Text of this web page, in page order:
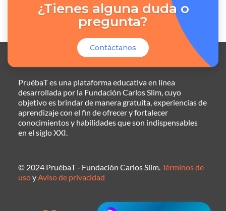
¿Tienes alguna duda o
pregunta?
Contáctanos
PruébaT es una plataforma educativa en línea
desarrollada por la Fundación Carlos Slim, cuyo
objetivo es brindar de manera gratuita, experiencias de
aprendizaje con el fin de ofrecer y fortalecer
conocimientos y habilidades que son indispensables
en el siglo XXI.
© 2024 PruébaT - Fundación Carlos Slim.Términos de
usoyAviso de privacidad